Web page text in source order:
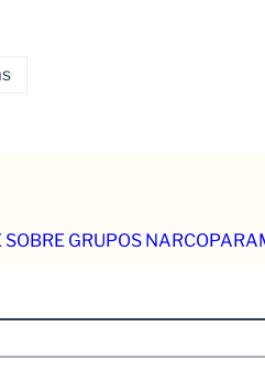
SOBRE GRUPOS